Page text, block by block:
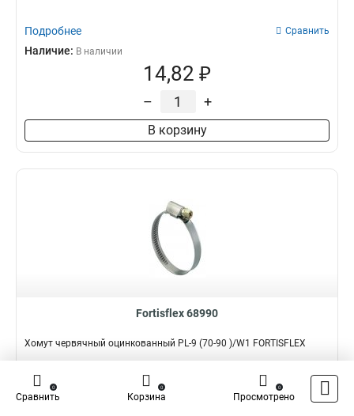
Подробнее Сравнить
Наличие: В наличии
14,82 ₽
– +
В корзину
Fortisflex 68990
Хомут червячный оцинкованный PL-9 (70-90 )/W1 FORTISFLEX
Подробнее Сравнить
Наличие:
Сравнить
0
Корзина
0
Просмотрено
0